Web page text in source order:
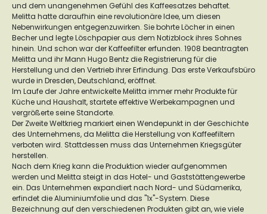
und dem unangenehmen Gefühl des Kaffeesatzes behaftet.
Melitta hatte daraufhin eine revolutionäre Idee, um diesen
Nebenwirkungen entgegenzuwirken. Sie bohrte Löcher in einen
Becher und legte Löschpapier aus dem Notizblock ihres Sohnes
hinein. Und schon war der Kaffeefilter erfunden. 1908 beantragten
Melitta und ihr Mann Hugo Bentz die Registrierung für die
Herstellung und den Vertrieb ihrer Erfindung. Das erste Verkaufsbüro
wurde in Dresden, Deutschland, eröffnet.
Im Laufe der Jahre entwickelte Melitta immer mehr Produkte für
Küche und Haushalt, startete effektive Werbekampagnen und
vergrößerte seine Standorte.
Der Zweite Weltkrieg markiert einen Wendepunkt in der Geschichte
des Unternehmens, da Melitta die Herstellung von Kaffeefiltern
verboten wird. Stattdessen muss das Unternehmen Kriegsgüter
herstellen.
Nach dem Krieg kann die Produktion wieder aufgenommen
werden und Melitta steigt in das Hotel- und Gaststättengewerbe
ein. Das Unternehmen expandiert nach Nord- und Südamerika,
erfindet die Aluminiumfolie und das "1x"-System. Diese
Bezeichnung auf den verschiedenen Produkten gibt an, wie viele